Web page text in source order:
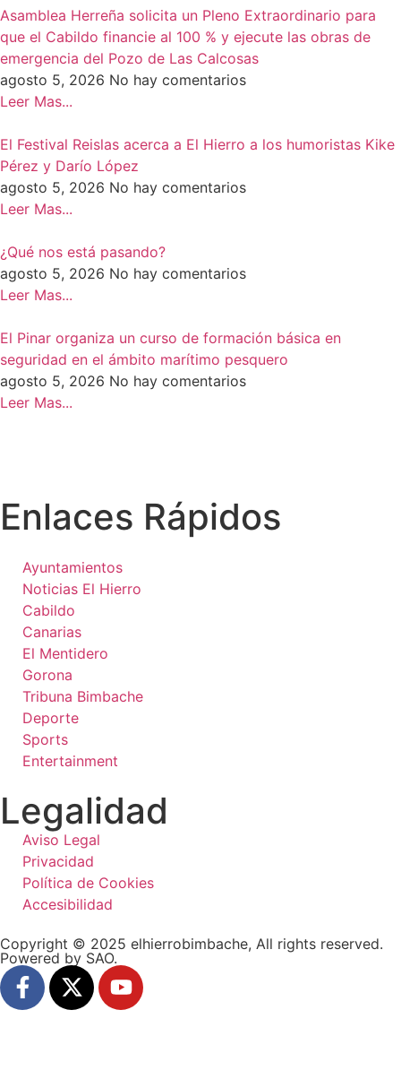
Asamblea Herreña solicita un Pleno Extraordinario para
que el Cabildo financie al 100 % y ejecute las obras de
emergencia del Pozo de Las Calcosas
agosto 5, 2026 No hay comentarios
Leer Mas...
El Festival Reislas acerca a El Hierro a los humoristas Kike
Pérez y Darío López
agosto 5, 2026 No hay comentarios
Leer Mas...
¿Qué nos está pasando?
agosto 5, 2026 No hay comentarios
Leer Mas...
El Pinar organiza un curso de formación básica en
seguridad en el ámbito marítimo pesquero
agosto 5, 2026 No hay comentarios
Leer Mas...
Enlaces Rápidos
Ayuntamientos
Noticias El Hierro
Cabildo
Canarias
El Mentidero
Gorona
Tribuna Bimbache
Deporte
Sports
Entertainment
Legalidad
Aviso Legal
Privacidad
Política de Cookies
Accesibilidad
Copyright © 2025 elhierrobimbache, All rights reserved.
Powered by SAO.